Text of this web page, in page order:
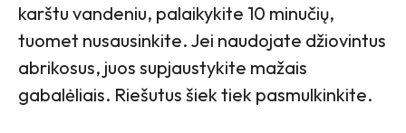
karštu vandeniu, palaikykite 10 minučių,
tuomet nusausinkite. Jei naudojate džiovintus
abrikosus, juos supjaustykite mažais
gabalėliais. Riešutus šiek tiek pasmulkinkite.